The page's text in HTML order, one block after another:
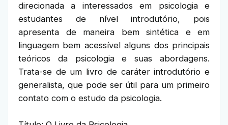
direcionada a interessados em psicologia e
estudantes de nível introdutório, pois
apresenta de maneira bem sintética e em
linguagem bem acessível alguns dos principais
teóricos da psicologia e suas abordagens.
Trata-se de um livro de caráter introdutório e
generalista, que pode ser útil para um primeiro
contato com o estudo da psicologia.